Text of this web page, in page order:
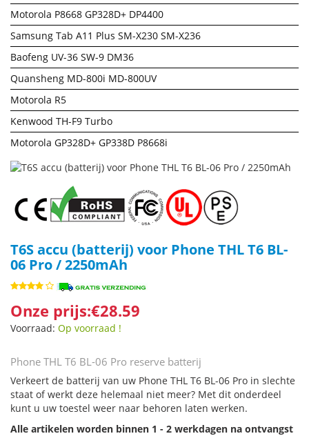
Motorola P8668 GP328D+ DP4400
Samsung Tab A11 Plus SM-X230 SM-X236
Baofeng UV-36 SW-9 DM36
Quansheng MD-800i MD-800UV
Motorola R5
Kenwood TH-F9 Turbo
Motorola GP328D+ GP338D P8668i
T6S accu (batterij) voor Phone THL T6 BL-
06 Pro / 2250mAh
Onze prijs:€28.59
Voorraad: Op voorraad !
Phone THL T6 BL-06 Pro reserve batterij
Verkeert de batterij van uw Phone THL T6 BL-06 Pro in slechte
staat of werkt deze helemaal niet meer? Met dit onderdeel
kunt u uw toestel weer naar behoren laten werken.
Alle artikelen worden binnen 1 - 2 werkdagen na ontvangst